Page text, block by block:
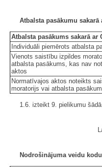
Atbalsta pasākumu
Atbalsta pasākums sakarā ar
Individuāli piemērots atbalsta
Vienots saistību izpildes
atbalsta pasākums, kas nav
aktos
Normatīvajos aktos noteikts
moratorijs vai atbalsta
1.6. izteikt 9. pielikumu
Nodrošinājuma veidu